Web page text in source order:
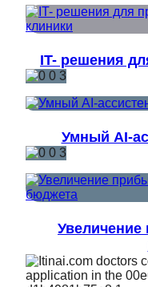
IT- решения
Умный AI-
Увеличение